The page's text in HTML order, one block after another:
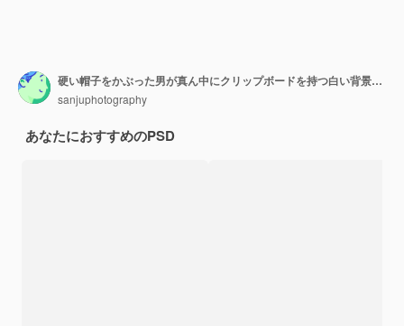
硬い帽子をかぶった男が真ん中にクリップボードを持つ白い背景の前に立っています
sanjuphotography
あなたにおすすめのPSD